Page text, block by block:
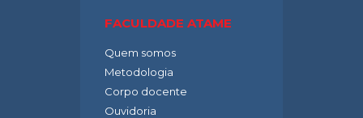
FACULDADE ATAME
Quem somos
Metodologia
Corpo docente
Ouvidoria